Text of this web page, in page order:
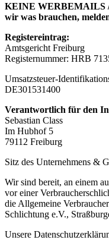
KEINE WERBEMAILS
wir was brauchen,
Registereintrag:
Amtsgericht Freiburg
Registernummer: HRB 713
Umsatzsteuer-
DE301531400
Verantwortlich für den
Sebastian Class
Im Hubhof 5
79112 Freiburg
Sitz des Unternehmens &
Wir sind bereit, an einem
vor einer
die Allgemeine
Schlichtung e.V.,
Unsere